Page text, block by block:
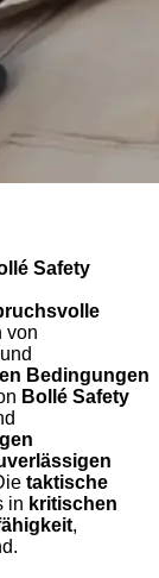
Safety
von
und
Bedingungen
Bollé Safety
taktische
in kritischen
,